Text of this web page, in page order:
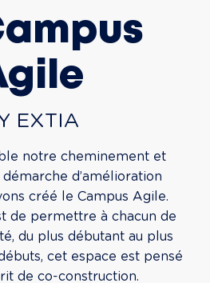
EXTIA
notre cheminement et
d’amélioration
créé le Campus Agile.
de permettre à chacun de
du plus débutant au plus
cet espace est pensé
de co-construction.